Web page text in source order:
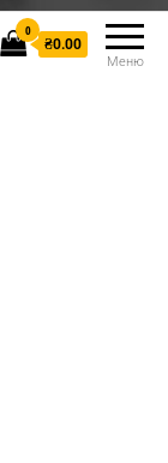
Меню
0
₴0.00